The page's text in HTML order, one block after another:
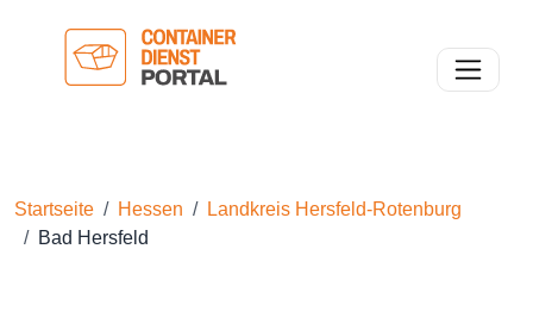
Toggle
Startseite Hessen
Landkreis Hersfeld-Rotenburg
Bad Hersfeld